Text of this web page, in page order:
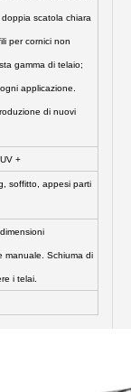
scatola chiara
per cornici non
gamma di telaio;
applicazione.
di nuovi
+
soffitto, appesi parti
manuale. Schiuma di
i telai.